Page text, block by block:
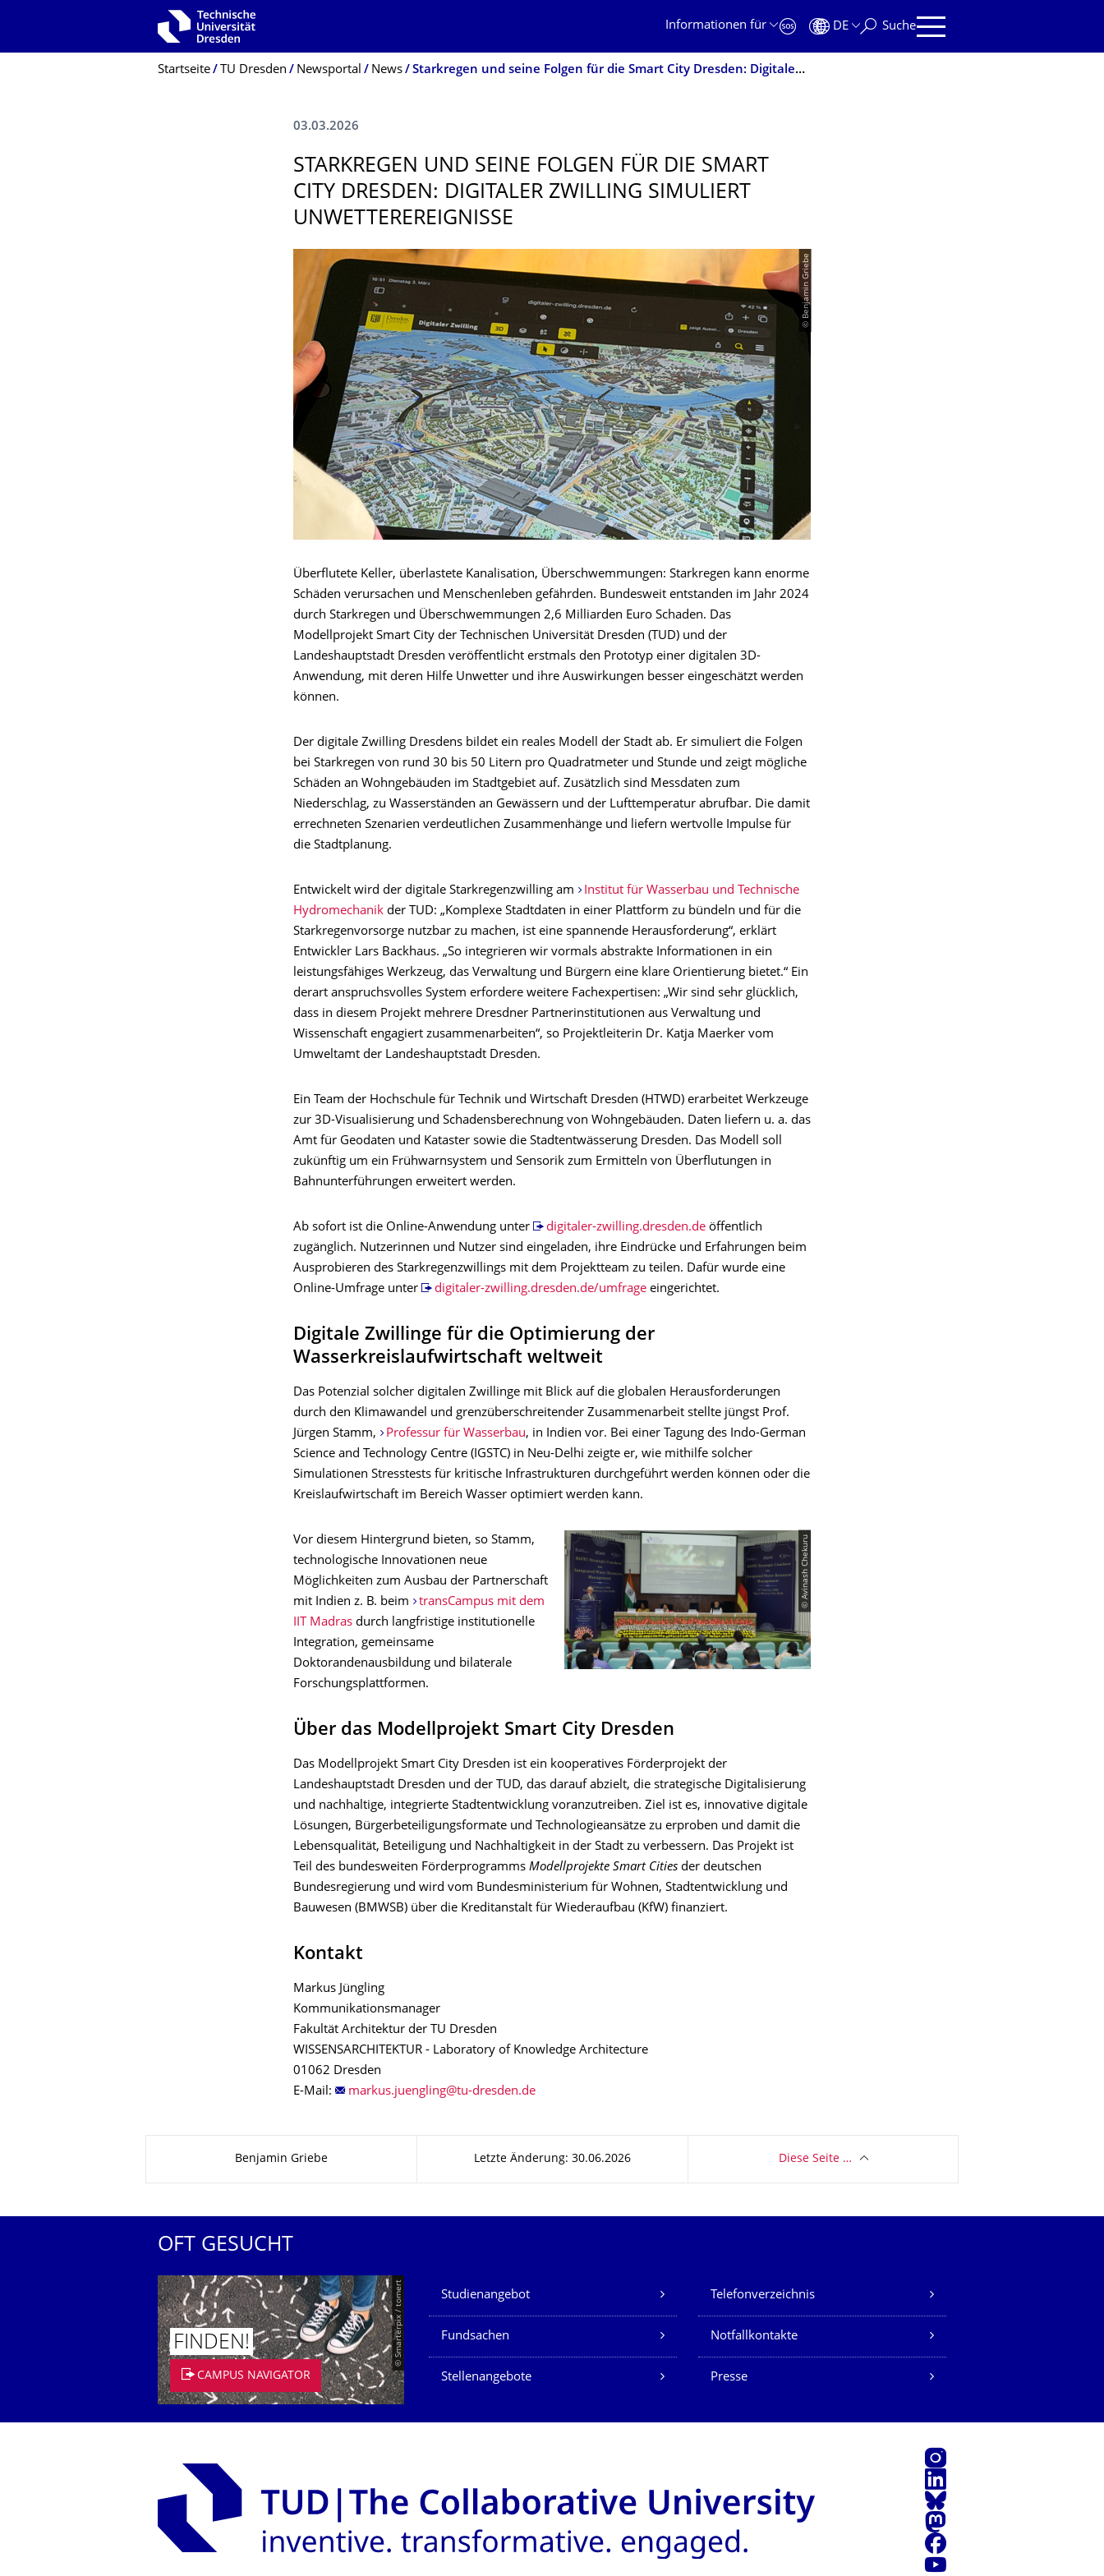
Zur Hauptnavigation springen
Informationen für
DE Suche
Breadcrumb-Menü
Startseite TU Dresden Newsportal News Starkregen und seine Folgen für die Smart City Dresden: Digitaler Zwilling simuliert Unwetterereignisse
03.03.2026
STARKREGEN UND SEINE FOLGEN FÜR DIE SMART
CITY DRESDEN: DIGITALER ZWILLING SIMULIERT
UNWETTEREREIG­NISSE
© Benjamin Griebe
Überflutete Keller, überlastete Kanalisation, Überschwemmungen: Starkregen kann enorme
Schäden verursachen und Menschenleben gefährden. Bundesweit entstanden im Jahr 2024
durch Starkregen und Überschwemmungen 2,6 Milliarden Euro Schaden. Das
Modellprojekt Smart City der Technischen Universität Dresden (TUD) und der
Landeshauptstadt Dresden veröffentlicht erstmals den Prototyp einer digitalen 3D-
Anwendung, mit deren Hilfe Unwetter und ihre Auswirkungen besser eingeschätzt werden
können.
Der digitale Zwilling Dresdens bildet ein reales Modell der Stadt ab. Er simuliert die Folgen
bei Starkregen von rund 30 bis 50 Litern pro Quadratmeter und Stunde und zeigt mögliche
Schäden an Wohngebäuden im Stadtgebiet auf. Zusätzlich sind Messdaten zum
Niederschlag, zu Wasserständen an Gewässern und der Lufttemperatur abrufbar. Die damit
errechneten Szenarien verdeutlichen Zusammenhänge und liefern wertvolle Impulse für
die Stadtplanung.
Entwickelt wird der digitale Starkregenzwilling am
Institut für Wasserbau und Technische
Hydromechanik der TUD: „Komplexe Stadtdaten in einer Plattform zu bündeln und für die
Starkregenvorsorge nutzbar zu machen, ist eine spannende Herausforderung“, erklärt
Entwickler Lars Backhaus. „So integrieren wir vormals abstrakte Informationen in ein
leistungsfähiges Werkzeug, das Verwaltung und Bürgern eine klare Orientierung bietet.“ Ein
derart anspruchsvolles System erfordere weitere Fachexpertisen: „Wir sind sehr glücklich,
dass in diesem Projekt mehrere Dresdner Partnerinstitutionen aus Verwaltung und
Wissenschaft engagiert zusammenarbeiten“, so Projektleiterin Dr. Katja Maerker vom
Umweltamt der Landeshauptstadt Dresden.
Ein Team der Hochschule für Technik und Wirtschaft Dresden (HTWD) erarbeitet Werkzeuge
zur 3D-Visualisierung und Schadensberechnung von Wohngebäuden. Daten liefern u. a. das
Amt für Geodaten und Kataster sowie die Stadtentwässerung Dresden. Das Modell soll
zukünftig um ein Frühwarnsystem und Sensorik zum Ermitteln von Überflutungen in
Bahnunterführungen erweitert werden.
Ab sofort ist die Online-Anwendung unter digitaler-zwilling.dresden.deöffentlich
zugänglich. Nutzerinnen und Nutzer sind eingeladen, ihre Eindrücke und Erfahrungen beim
Ausprobieren des Starkregenzwillings mit dem Projektteam zu teilen. Dafür wurde eine
Online-Umfrage unter
digitaler-zwilling.dresden.de/umfrageeingerichtet.
Digitale Zwillinge für die Optimierung der
Wasserkreislaufwirtschaft weltweit
Das Potenzial solcher digitalen Zwillinge mit Blick auf die globalen Herausforderungen
durch den Klimawandel und grenzüberschreitender Zusammenarbeit stellte jüngst Prof.
Jürgen Stamm,
Professur für Wasserbau, in Indien vor. Bei einer Tagung des Indo-German
Science and Technology Centre (IGSTC) in Neu-Delhi zeigte er, wie mithilfe solcher
Simulationen Stresstests für kritische Infrastrukturen durchgeführt werden können oder die
Kreislaufwirtschaft im Bereich Wasser optimiert werden kann.
© Avinash Chekuru
Vor diesem Hintergrund bieten, so Stamm,
technologische Innovationen neue
Möglichkeiten zum Ausbau der Partnerschaft
mit Indien z. B. beim
transCampus mit dem
IIT Madras durch langfristige institutionelle
Integration, gemeinsame
Doktorandenausbildung und bilaterale
Forschungsplattformen.
Über das Modellprojekt Smart City Dresden
Das Modellprojekt Smart City Dresden ist ein kooperatives Förderprojekt der
Landeshauptstadt Dresden und der TUD, das darauf abzielt, die strategische Digitalisierung
und nachhaltige, integrierte Stadtentwicklung voranzutreiben. Ziel ist es, innovative digitale
Lösungen, Bürgerbeteiligungsformate und Technologieansätze zu erproben und damit die
Lebensqualität, Beteiligung und Nachhaltigkeit in der Stadt zu verbessern. Das Projekt ist
Teil des bundesweiten Förderprogramms Modellprojekte Smart Cities der deutschen
Bundesregierung und wird vom Bundesministerium für Wohnen, Stadtentwicklung und
Bauwesen (BMWSB) über die Kreditanstalt für Wiederaufbau (KfW) finanziert.
Kontakt
Markus Jüngling
Kommunikationsmanager
Fakultät Architektur der TU Dresden
WISSENSARCHITEKTUR - Laboratory of Knowledge Architecture
01062 Dresden
E-Mail:
Benjamin Griebe Letzte Änderung: 30.06.2026 Diese Seite …
OFT GESUCHT
© Smarterpix / tomert
FINDEN!
CAMPUS NAVIGATOR
Unsere Dienste
Studienangebot Telefonverzeichnis
Fundsachen Notfallkontakte
Stellenangebote Presse
Instagram
LinkedIn
Bluesky
Mastodon
Facebook
Youtube